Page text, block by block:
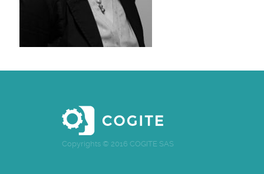
Copyrights © 2016 COGITE SAS